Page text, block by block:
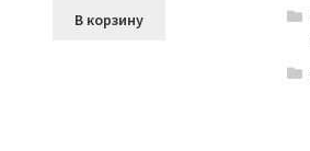
В корзину